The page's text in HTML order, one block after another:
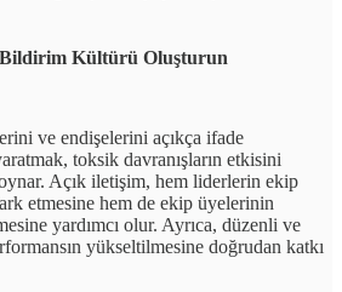
Bildirim Kültürü Oluşturun
ve endişelerini açıkça ifade
toksik davranışların etkisini
Açık iletişim, hem liderlerin ekip
etmesine hem de ekip üyelerinin
yardımcı olur. Ayrıca, düzenli ve
yükseltilmesine doğrudan katkı